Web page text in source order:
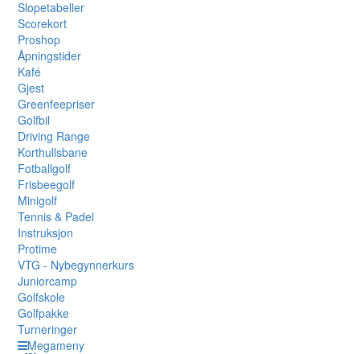
Slopetabeller
Scorekort
Proshop
Åpningstider
Kafé
Gjest
Greenfeepriser
Golfbil
Driving Range
Korthullsbane
Fotballgolf
Frisbeegolf
Minigolf
Tennis & Padel
Instruksjon
Protime
VTG - Nybegynnerkurs
Juniorcamp
Golfskole
Golfpakke
Turneringer
Megameny